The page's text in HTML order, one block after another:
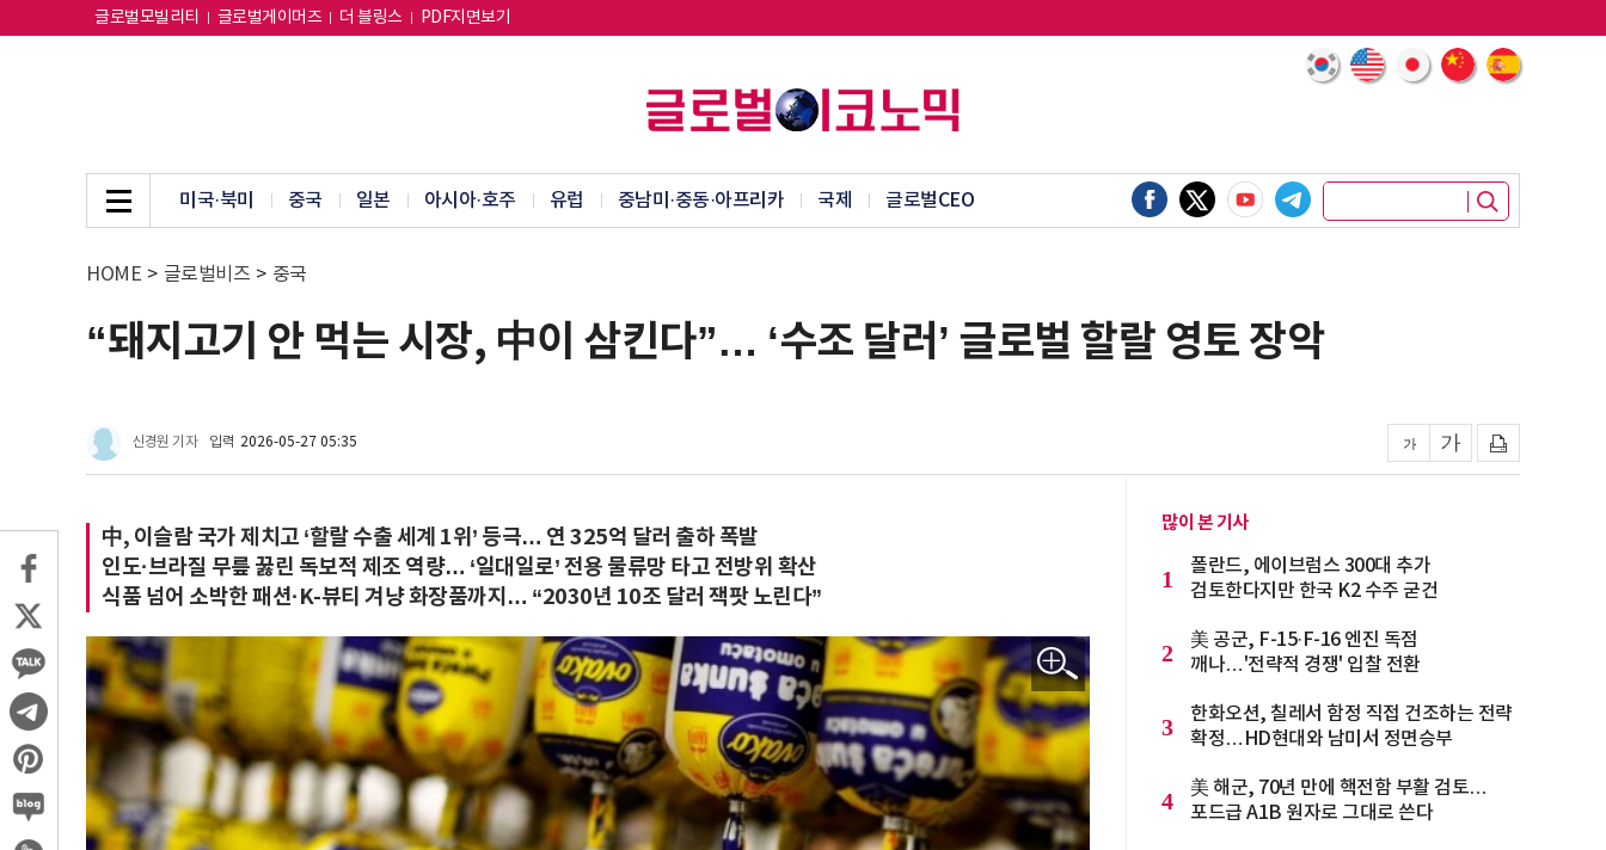
글로벌모빌리티 글로벌게이머즈 더 블링스 PDF지면보기
미국·북미 중국 일본 아시아·호주 유럽 중남미·중동·아프리카 국제 글로벌CEO
HOME > 글로벌비즈 > 중국
“돼지고기 안 먹는 시장, 中이 삼킨다”… ‘수조 달러’ 글로벌 할랄 영토 장악
신경원 기자 입력 2026-05-27 05:35
中, 이슬람 국가 제치고 ‘할랄 수출 세계 1위’ 등극… 연 325억 달러 출하 폭발
인도·브라질 무릎 꿇린 독보적 제조 역량… ‘일대일로’ 전용 물류망 타고 전방위 확산
식품 넘어 소박한 패션·K-뷰티 겨냥 화장품까지… “2030년 10조 달러 잭팟 노린다”
많이 본 기사
1
폴란드, 에이브럼스 300대 추가
검토한다지만 한국 K2 수주 굳건
2
美 공군, F-15·F-16 엔진 독점
깨나…'전략적 경쟁' 입찰 전환
3
한화오션, 칠레서 함정 직접 건조하는 전략
확정…HD현대와 남미서 정면승부
4
美 해군, 70년 만에 핵전함 부활 검토…
포드급 A1B 원자로 그대로 쓴다